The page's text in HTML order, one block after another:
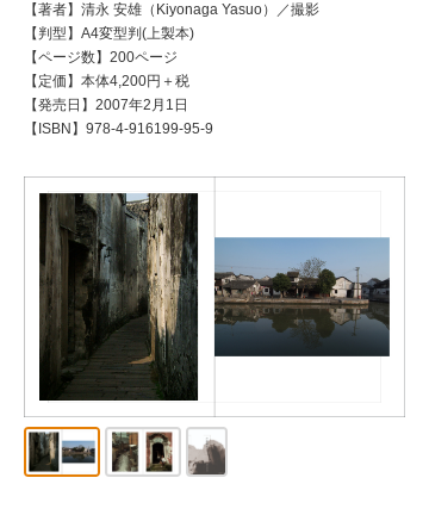
【著者】清永 安雄（Kiyonaga Yasuo）／撮影
【判型】A4変型判(上製本)
【ページ数】200ページ
【定価】本体4,200円＋税
【発売日】2007年2月1日
【ISBN】978-4-916199-95-9